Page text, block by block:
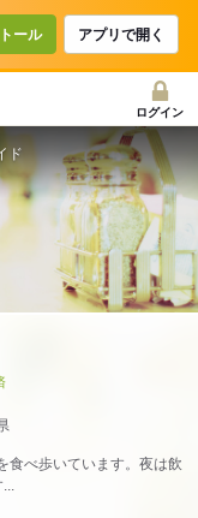
ール アプリで開く
ログイン
食べ歩いています。夜は飲
ド